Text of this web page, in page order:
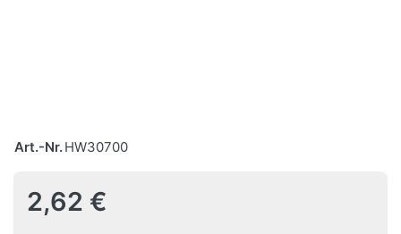
Art.-Nr.HW30700
2,62 €